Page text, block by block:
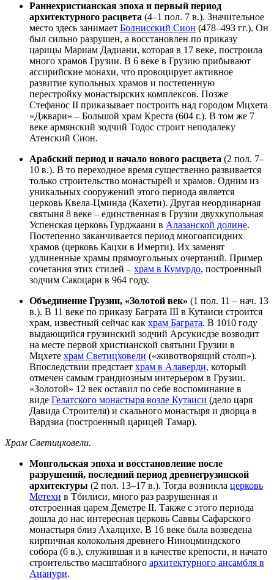
Раннехристианская эпоха и первый период
архитектурного расцвета (4–1 пол. 7 в.). Значительное
место здесь занимает Болнисский Сион (478–493 гг.). Он
был сильно разрушен, а восстановлен по приказу
царицы Мариам Дадиани, которая в 17 веке, построила
много храмов Грузии. В 6 веке в Грузию прибывают
ассирийские монахи, что провоцирует активное
развитие купольных храмов и постепенную
перестройку монастырских комплексов. Позже
Стефанос ІІ приказывает построить над городом Мцхета
«Джвари» – Большой храм Креста (604 г.). В том же 7
веке армянский зодчий Тодос строит неподалеку
Атенский Сион.
Арабский период и начало нового расцвета (2 пол. 7–
10 в.). В то переходное время существенно развивается
только строительство монастырей и храмов. Одним из
уникальных сооружений этого периода является
церковь Квела-Цминда (Кахети). Другая неординарная
святыня 8 веке – единственная в Грузии двухкупольная
Успенская церковь Гурджаани в Алазанской долине.
Постепенно заканчивается период многоапсидних
храмов (церковь Кацхи в Имерти). Их заменят
удлиненные храмы прямоугольных очертаний. Пример
сочетания этих стилей – храм в Кумурдо, построенный
зодчим Сакоцари в 964 году.
Объединение Грузии, «Золотой век» (1 пол. 11 – нач. 13
в.). В 11 веке по приказу Баграта III в Кутаиси строится
храм, известный сейчас как храм Баграта. В 1010 году
выдающийся грузинский зодчий Арсукисдзе возводит
на месте первой христианской святыни Грузии в
Мцхете храм Светицховели («животворящий столп»).
Впоследствии предстает храм в Алаверди, который
отмечен самым грандиозным интерьером в Грузии.
«Золотой» 12 век оставил по себе воспоминание в
виде Гелатского монастыря возле Кутаиси (дело царя
Давида Строителя) и скального монастыря и дворца в
Вардзиа (построенный царицей Тамар).
Храм Светицховели.
Монгольская эпоха и восстановление после
разрушений, последний период древнегрузинской
архитектуры (2 пол. 13–17 в.). Тогда возникла церковь
Метехи в Тбилиси, много раз разрушенная и
отстроенная царем Деметре II. Также с этого периода
дошла до нас интересная церковь Саввы Сафарского
монастыря близ Ахалцихе. В 16 веке была возведена
кирпичная колокольня древнего Ниноцминдского
собора (6 в.), служившая и в качестве крепости, и начато
строительство масштабного архитектурного ансамбля в
Ананури.